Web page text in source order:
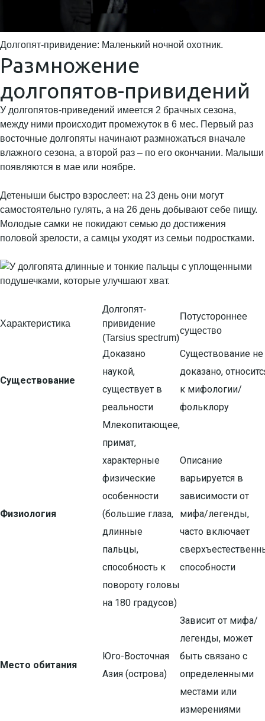
Долгопят-привидение: Маленький ночной охотник.
Размножение
долгопятов-привидений
У долгопятов-приведений имеется 2 брачных сезона,
между ними происходит промежуток в 6 мес. Первый раз
восточные долгопяты начинают размножаться вначале
влажного сезона, а второй раз – по его окончании. Малыши
появляются в мае или ноябре.
Детеныши быстро взрослеет: на 23 день они могут
самостоятельно гулять, а на 26 день добывают себе пищу.
Молодые самки не покидают семью до достижения
половой зрелости, а самцы уходят из семьи подростками.
Характеристика
Долгопят-
привидение
(Tarsius spectrum)
Потустороннее
существо
Существование
Доказано
наукой,
существует в
реальности
Существование не
доказано,
к мифологии/
фольклору
Физиология
Млекопитающее,
примат,
характерные
физические
особенности
(большие глаза,
длинные
пальцы,
способность к
повороту головы
на 180 градусов)
Описание
варьируется в
зависимости от
мифа/легенды,
часто включает
способности
Место обитания
Юго-Восточная
Азия (острова)
Зависит от мифа/
легенды, может
быть связано с
определенными
местами или
измерениями